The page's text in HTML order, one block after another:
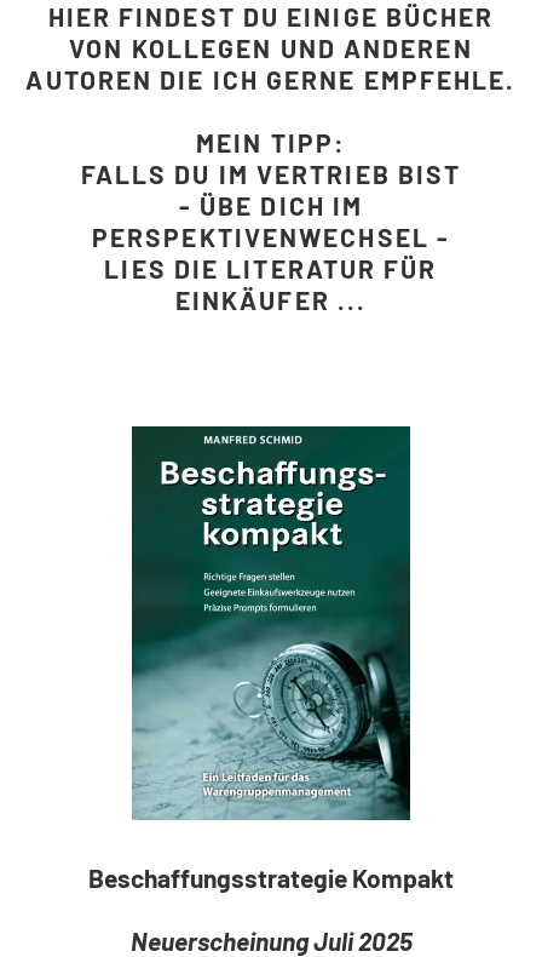
HIER FINDEST DU EINIGE BÜCHER
VON KOLLEGEN UND ANDEREN
AUTOREN DIE ICH GERNE EMPFEHLE.
MEIN TIPP:
FALLS DU IM VERTRIEB BIST
- ÜBE DICH IM
PERSPEKTIVENWECHSEL -
LIES DIE LITERATUR FÜR
EINKÄUFER ...
Beschaffungsstrategie Kompakt
Neuerscheinung Juli 2025